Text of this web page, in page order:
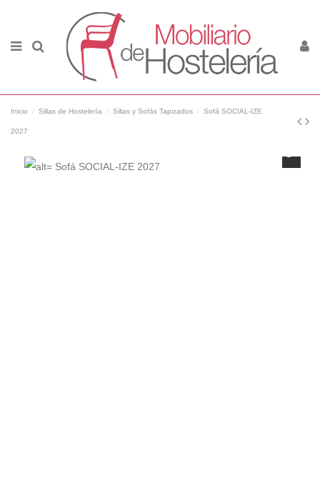
Inicio Sillas de Hostelería Sillas y Sofás Tapizados Sofá SOCIAL-IZE
2027